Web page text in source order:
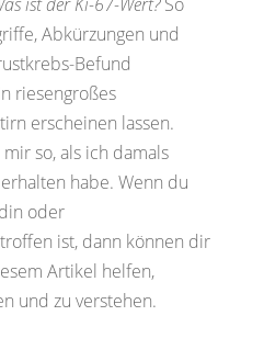
Abkürzungen und
Befund
riesengroßes
erscheinen lassen.
so, als ich damals
habe. Wenn du
oder
ist, dann können dir
Artikel helfen,
und zu verstehen.